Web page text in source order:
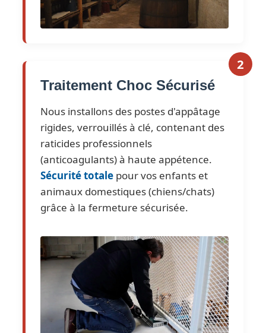
2
Traitement Choc Sécurisé
Nous installons des postes d'appâtage
rigides, verrouillés à clé, contenant des
raticides professionnels
(anticoagulants) à haute appétence.
Sécurité totale pour vos enfants et
animaux domestiques (chiens/chats)
grâce à la fermeture sécurisée.